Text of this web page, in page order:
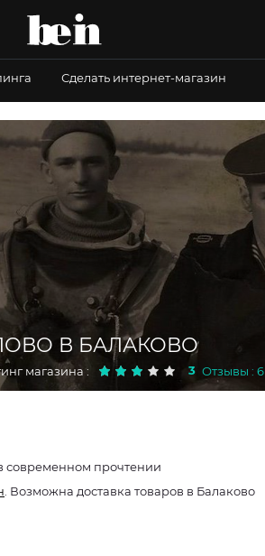
Сделать интернет-магазин
В БАЛАКОВО
магазина : 3 Отзывы : 6
современном прочтении
. Возможна доставка товаров в Балаково